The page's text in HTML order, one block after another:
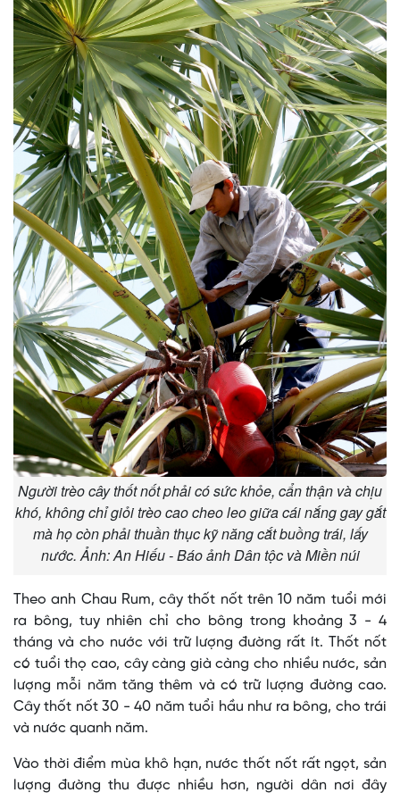
Người trèo cây thốt nốt phải có sức khỏe, cẩn thận và chịu
khó, không chỉ giỏi trèo cao cheo leo giữa cái nắng gay gắt
mà họ còn phải thuần thục kỹ năng cắt buồng trái, lấy
nước. Ảnh: An Hiếu - Báo ảnh Dân tộc và Miền núi
Theo anh Chau Rum, cây thốt nốt trên 10 năm tuổi mới
ra bông, tuy nhiên chỉ cho bông trong khoảng 3 - 4
tháng và cho nước với trữ lượng đường rất ít. Thốt nốt
có tuổi thọ cao, cây càng già càng cho nhiều nước, sản
lượng mỗi năm tăng thêm và có trữ lượng đường cao.
Cây thốt nốt 30 - 40 năm tuổi hầu như ra bông, cho trái
và nước quanh năm.
Vào thời điểm mùa khô hạn, nước thốt nốt rất ngọt, sản
lượng đường thu được nhiều hơn, người dân nơi đây